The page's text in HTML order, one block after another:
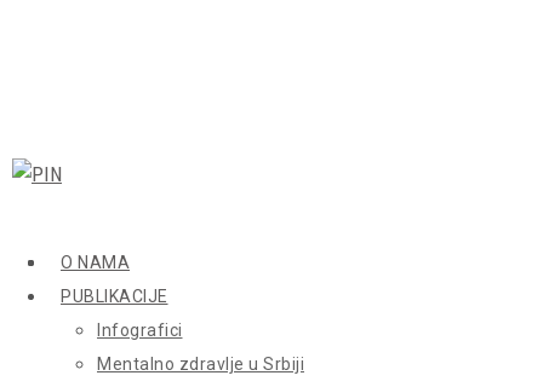
O NAMA
PUBLIKACIJE
Infografici
Mentalno zdravlje u Srbiji